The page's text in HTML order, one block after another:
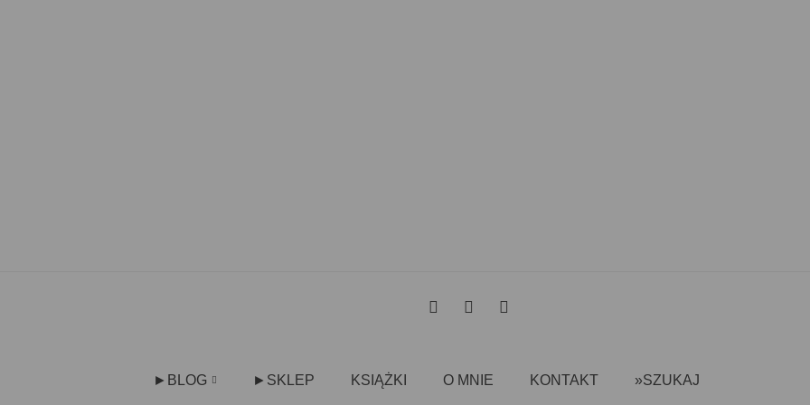
►BLOG ►SKLEP KSIĄŻKI O MNIE KONTAKT »SZUKAJ